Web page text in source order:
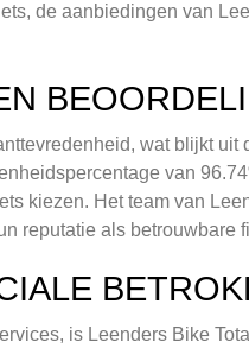
de aanbiedingen van
wat blijkt
van
kiezen. Het team van
reputatie als betrouwbare
is Leenders Bike